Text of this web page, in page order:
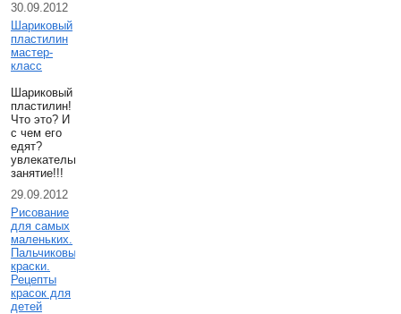
30.09.2012
Шариковый
пластилин
мастер-
класс
Шариковый
пластилин!
Что это? И
с чем его
едят?
увлекательнешее
занятие!!!
29.09.2012
Рисование
для самых
маленьких.
Пальчиковые
краски.
Рецепты
красок для
детей